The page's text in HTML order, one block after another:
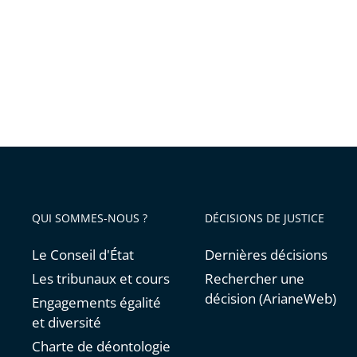
QUI SOMMES-NOUS ?
Le Conseil d'État
Les tribunaux et cours
Engagements égalité
et diversité
Charte de déontologie
DÉCISIONS DE JUSTICE
Dernières décisions
Rechercher une
décision (ArianeWeb)